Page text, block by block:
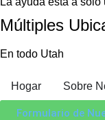
Múltiples
En todo Utah
Hogar Sobre
Formulario de